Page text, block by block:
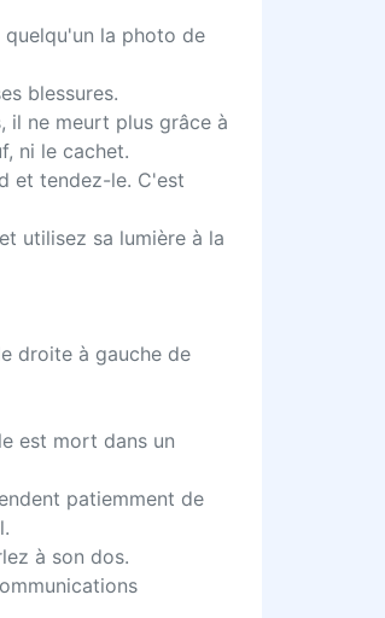
la photo de
blessures.
il ne meurt plus grâce à
ni le cachet.
et tendez-le. C'est
utilisez sa lumière à la
droite à gauche de
est mort dans un
patiemment de
à son dos.